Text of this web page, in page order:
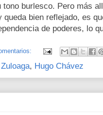
tono burlesco. Pero más
queda bien reflejado, es
de poderes, lo
, Hugo Chávez